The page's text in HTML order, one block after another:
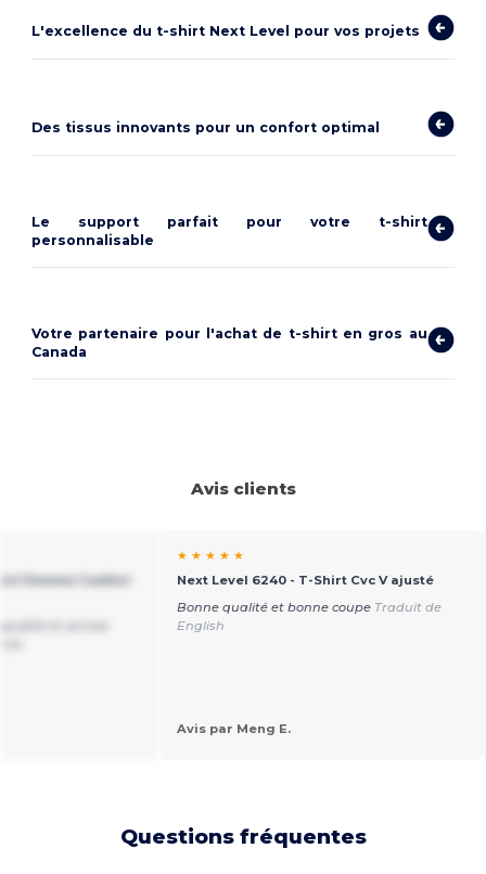
L'excellence du t-shirt Next Level pour vos projets
Des tissus innovants pour un confort optimal
Le support parfait pour votre t-shirt
personnalisable
Votre partenaire pour l'achat de t-shirt en gros au
Canada
Avis clients
Femme Confort
★ ★ ★ ★ ★
Next Level 6240 - T-Shirt Cvc V ajusté
Bonne qualité et bonne coupe Traduit de
English
Avis par Meng E.
Questions fréquentes